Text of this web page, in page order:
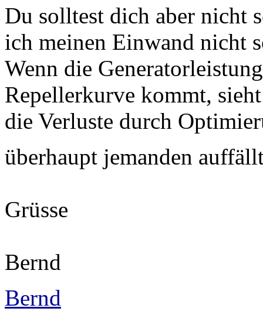
Du solltest dich aber nicht
ich meinen Einwand nicht
Wenn die
Repellerkurve kommt,
die Verluste durch
überhaupt jemanden
Grüsse
Bernd
Bernd